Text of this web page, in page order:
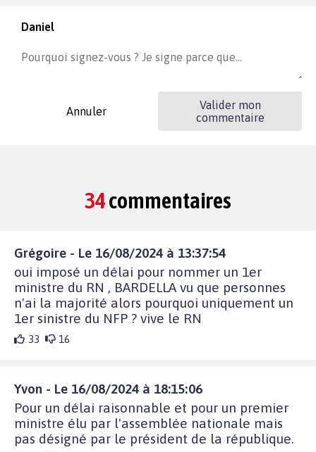
Daniel
Annuler
Valider mon
commentaire
34commentaires
Grégoire - Le 16/08/2024 à 13:37:54
oui imposé un délai pour nommer un 1er
ministre du RN , BARDELLA vu que personnes
n'ai la majorité alors pourquoi uniquement un
1er sinistre du NFP ? vive le RN
33 16
Yvon - Le 16/08/2024 à 18:15:06
Pour un délai raisonnable et pour un premier
ministre élu par l'assemblée nationale mais
pas désigné par le président de la république.